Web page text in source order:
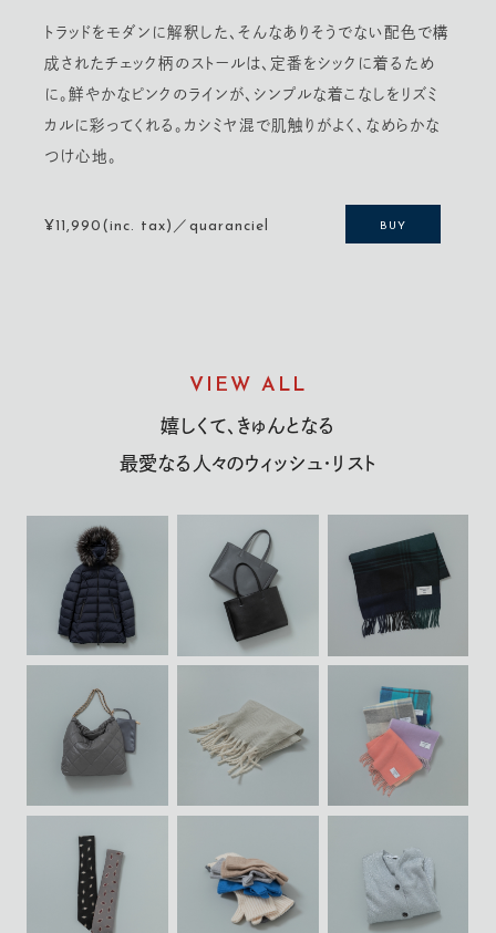
トラッドをモダンに解釈した、そんなありそうでない配色で構
成されたチェック柄のストールは、定番をシックに着るため
に。鮮やかなピンクのラインが、シンプルな着こなしをリズミ
カルに彩ってくれる。カシミヤ混で肌触りがよく、なめらかな
つけ心地。
¥11,990(inc. tax)／quaranciel BUY
VIEW ALL
嬉しくて、きゅんとなる
最愛なる人々のウィッシュ・リスト